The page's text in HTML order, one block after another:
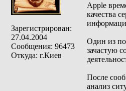
Зарегистрирован:
27.04.2004
Сообщения: 96473
Откуда: г.Киев
Apple
качества
Один из
зачастую
После
анализ